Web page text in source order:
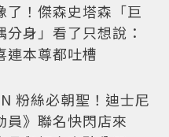
了！傑森史塔森「巨
分身」看了只想說：
本尊都吐槽
粉絲必朝聖！迪士尼
員》聯名快閃店來